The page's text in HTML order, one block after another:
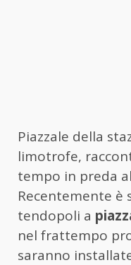
Piazzale della
limotrofe,
tempo in preda
Recentemente è
tendopoli a
nel frattempo
saranno